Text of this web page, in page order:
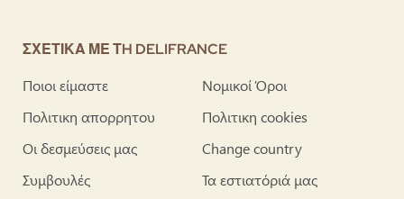
ΣΧΕΤΙΚΑ ΜΕ ΤH DELIFRANCE
Ποιοι είμαστε
Νομικοί Όροι
Πολιτικη απορρητου
Πολιτικη cookies
Οι δεσμεύσεις μας
Change country
Συμβουλές
Τα εστιατόριά μας